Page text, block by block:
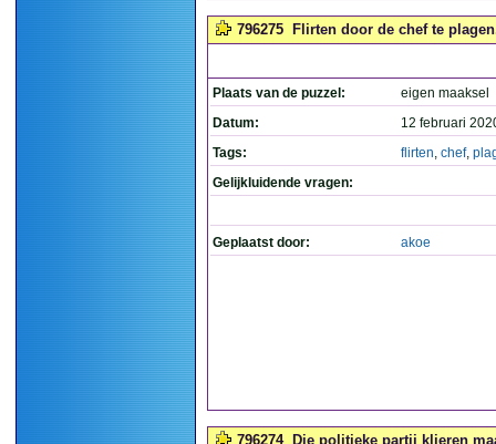
796275 Flirten door de chef te
Plaats van de puzzel:
eigen maaksel
Datum:
12 februari
Tags:
flirten, chef,
Gelijkluidende vragen:
Geplaatst door: akoe
796274 Die politieke partij klieren